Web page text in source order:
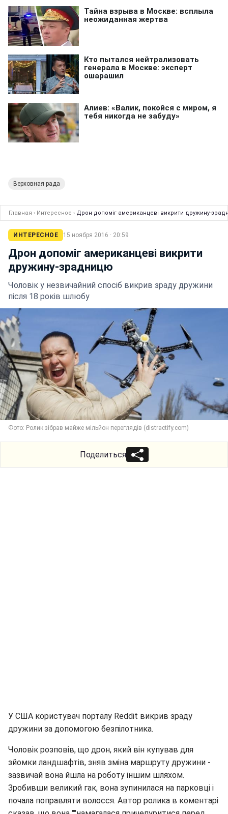
Верховная рада
Главная › Интересное › Дрон допоміг американцеві викрити дружину-
ИНТЕРЕСНОЕ 15 ноября 2016 · 20:59
Дрон допоміг американцеві викрити
дружину-зрадницю
Чоловік у незвичайний спосіб викрив зраду дружини
після 18 років шлюбу
Фото: Ролик зібрав майже мільйон переглядів (distractify.com)
Поделиться
У США користувач порталу Reddit викрив зраду
дружини за допомогою безпілотника.
Чоловік розповів, що дрон, який він купував для
зйомки ландшафтів, зняв зміна маршруту дружини -
зазвичай вона йшла на роботу іншим шляхом.
Зробивши великий гак, вона зупинилася на парковці і
почала поправляти волосся. Автор ролика в коментарі